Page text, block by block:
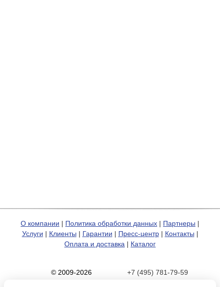
О компании | Политика обработки данных | Партнеры |
Услуги | Клиенты | Гарантии | Пресс-центр| Контакты |
Оплата и доставка | Каталог
© 2009-2026
+7 (495) 781-79-59